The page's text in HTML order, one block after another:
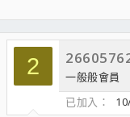
2
一般般會員
已加入